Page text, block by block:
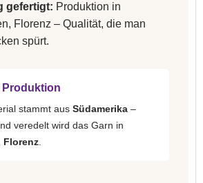
gefertigt: Produktion in
Florenz – Qualität, die man
spürt.
Produktion
stammt aus Südamerika –
veredelt wird das Garn in
Florenz